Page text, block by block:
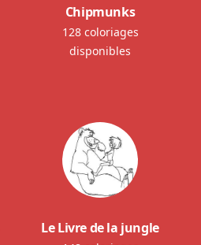
Chipmunks
128 coloriages
disponibles
Le Livre de la jungle